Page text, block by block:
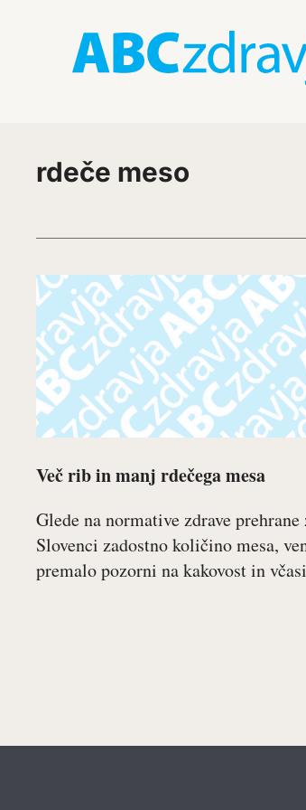
rdeče meso
Več rib in manj rdečega mesa
Glede na normative zdrave
Slovenci zadostno količino mesa,
premalo pozorni na kakovost in